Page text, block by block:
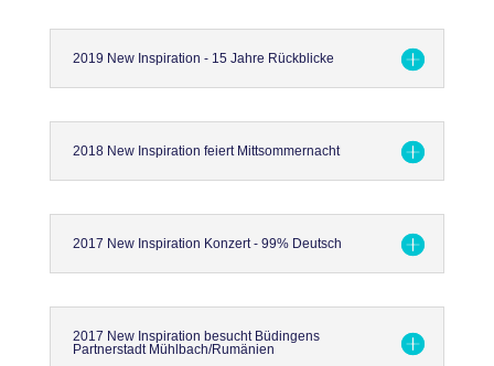
2019 New Inspiration - 15 Jahre Rückblicke
2018 New Inspiration feiert Mittsommernacht
2017 New Inspiration Konzert - 99% Deutsch
2017 New Inspiration besucht Büdingens
Partnerstadt Mühlbach/Rumänien